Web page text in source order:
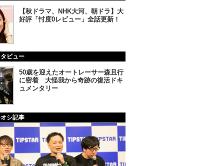
【秋ドラマ、NHK大河、朝ドラ】大
好評「忖度0レビュー」全話更新！
ビュー
50歳を迎えたオートレーサー森且行
に密着 大怪我から奇跡の復活ドキ
ュメンタリー
シ記事